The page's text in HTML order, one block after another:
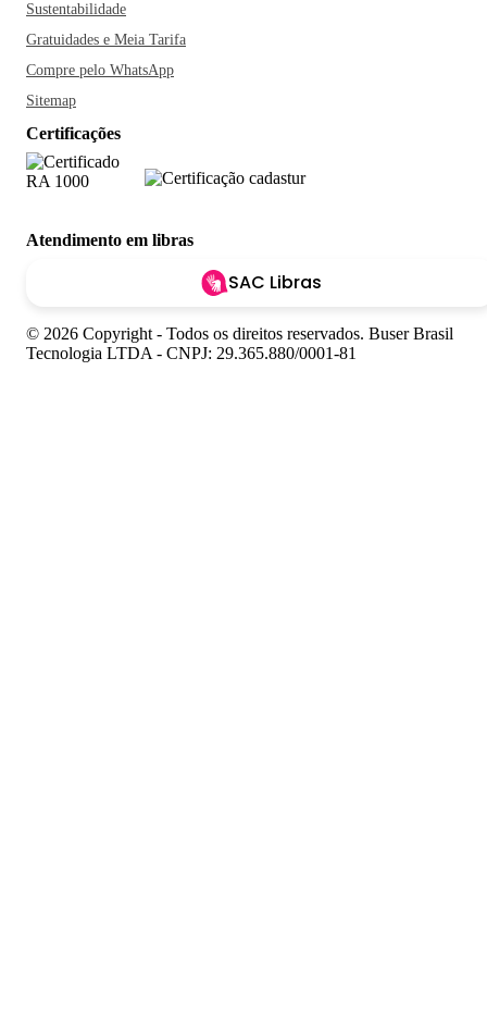
Sustentabilidade
Gratuidades e Meia Tarifa
Compre pelo WhatsApp
Sitemap
Certificações
Atendimento em libras
SAC Libras
© 2026 Copyright - Todos os direitos reservados. Buser Brasil
Tecnologia LTDA - CNPJ: 29.365.880/0001-81